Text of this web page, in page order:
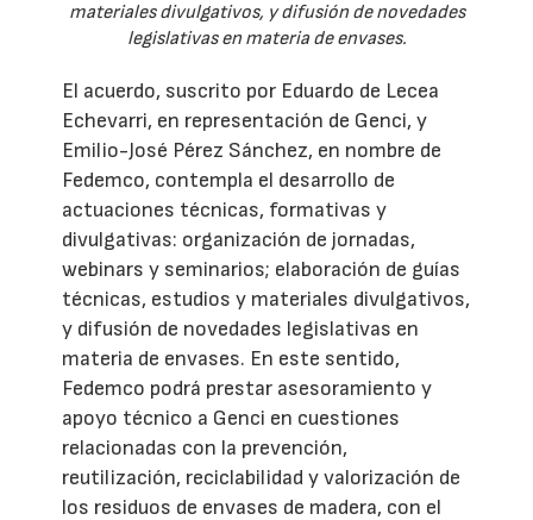
materiales divulgativos, y difusión de novedades
legislativas en materia de envases.
El acuerdo, suscrito por Eduardo de Lecea
Echevarri, en representación de Genci, y
Emilio-José Pérez Sánchez, en nombre de
Fedemco, contempla el desarrollo de
actuaciones técnicas, formativas y
divulgativas: organización de jornadas,
webinars y seminarios; elaboración de guías
técnicas, estudios y materiales divulgativos,
y difusión de novedades legislativas en
materia de envases. En este sentido,
Fedemco podrá prestar asesoramiento y
apoyo técnico a Genci en cuestiones
relacionadas con la prevención,
reutilización, reciclabilidad y valorización de
los residuos de envases de madera, con el